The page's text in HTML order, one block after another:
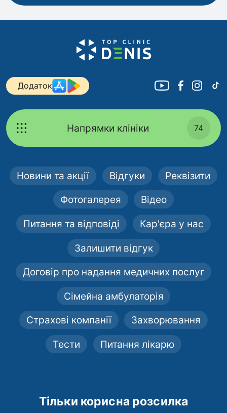
Додаток
Напрямки клініки 74
Новини та акції Відгуки Реквізити
Фотогалерея Відео
Питання та відповіді Кар'єра у нас
Залишити відгук
Договір про надання медичних послуг
Сімейна амбулаторія
Страхові компанії Захворювання
Тести Питання лікарю
Тільки корисна розсилка